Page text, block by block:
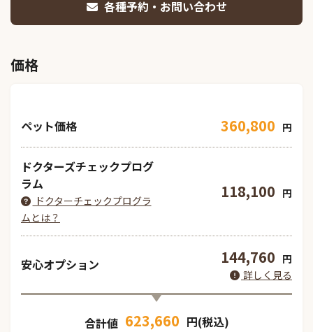
各種予約・お問い合わせ
価格
ペット価格 360,800 円
ドクターズチェックプログ
ラム
ドクターチェックプログラ
ムとは？
118,100 円
安心オプション 144,760 円
詳しく見る
合計値 623,660 円(税込)